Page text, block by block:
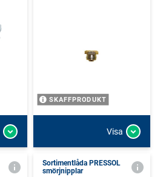
SKAFFPRODUKT
Visa
Sortimentlåda PRESSOL
smörjnipplar